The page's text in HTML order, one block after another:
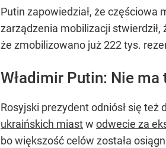
Putin zapowiedział, że częściowa
zarządzenia mobilizacji stwierdził,
że zmobilizowano już 222 tys.
Władimir Putin: Nie
Rosyjski prezydent odniósł się
ukraińskich miastw odwecie za
bo większość celów została